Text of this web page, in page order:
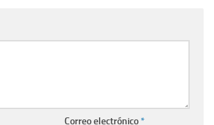
Correo electrónico*